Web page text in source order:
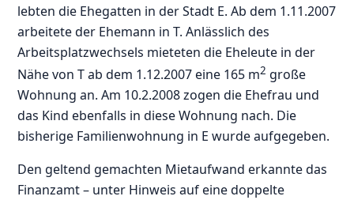
lebten die Ehegatten in der Stadt E. Ab dem 1.11.2007
arbeitete der Ehemann in T. Anlässlich des
Arbeitsplatzwechsels mieteten die Eheleute in der
Nähe von T ab dem 1.12.2007 eine 165 m2 große
Wohnung an. Am 10.2.2008 zogen die Ehefrau und
das Kind ebenfalls in diese Wohnung nach. Die
bisherige Familienwohnung in E wurde aufgegeben.
Den geltend gemachten Mietaufwand erkannte das
Finanzamt – unter Hinweis auf eine doppelte